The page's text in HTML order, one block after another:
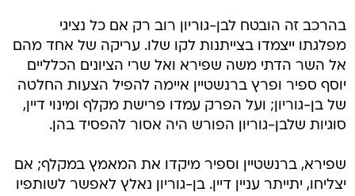
בהרכב זה הובטח לבן-גוריון רוב רק אם כל נציגי
מפלגתו ייצמדו בצייתנות לקו שלו. עריקה של אחד מהם
אל השר הדתי משה שפירא ואל שרי הציונים הכלליים
יוסף ספיר ופרץ ברנשטיין איימה להפיל הצעות החלטה
של בן-גוריון; ועל הפרק עמדו פרישת מקלף ומינוי דיין,
סוגיות שלבן-גוריון הפורש היה אסור להפסיד בהן.
שפירא, ברנשטיין וספיר מיקדו את המאמץ במקלף; אם
יצליחו, יתייתר עניין דיין. בן-גוריון נאלץ לאפשר לשותפיו